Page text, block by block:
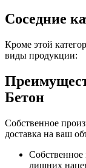
Соседние
Кроме этой
виды продукции:
Бетон
Собственное
доставка на ваш
Собственное
лишних